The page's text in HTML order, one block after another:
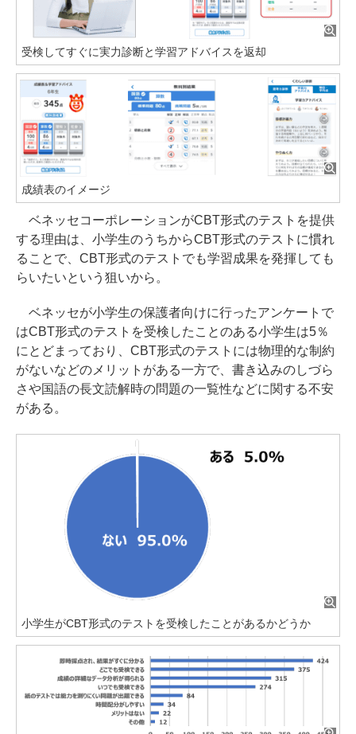
受検してすぐに実力診断と学習アドバイスを返却
成績表のイメージ
ベネッセコーポレーションがCBT形式のテストを提供
する理由は、小学生のうちからCBT形式のテストに慣れ
ることで、CBT形式のテストでも学習成果を発揮しても
らいたいという狙いから。
ベネッセが小学生の保護者向けに行ったアンケートで
はCBT形式のテストを受検したことのある小学生は5％
にとどまっており、CBT形式のテストには物理的な制約
がないなどのメリットがある一方で、書き込みのしづら
さや国語の長文読解時の問題の一覧性などに関する不安
がある。
小学生がCBT形式のテストを受検したことがあるかどうか